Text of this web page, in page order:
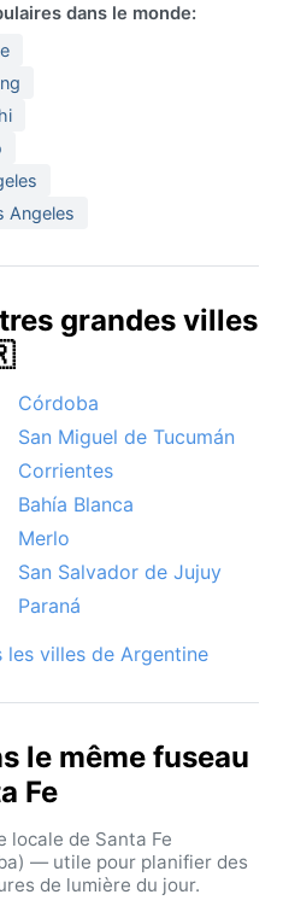
dans le monde:
grandes villes
Córdoba
San Miguel de Tucumán
Corrientes
Bahía Blanca
Merlo
San Salvador de Jujuy
Paraná
villes de Argentine
le même fuseau
Fe
locale de Santa Fe
— utile pour planifier des
de lumière du jour.